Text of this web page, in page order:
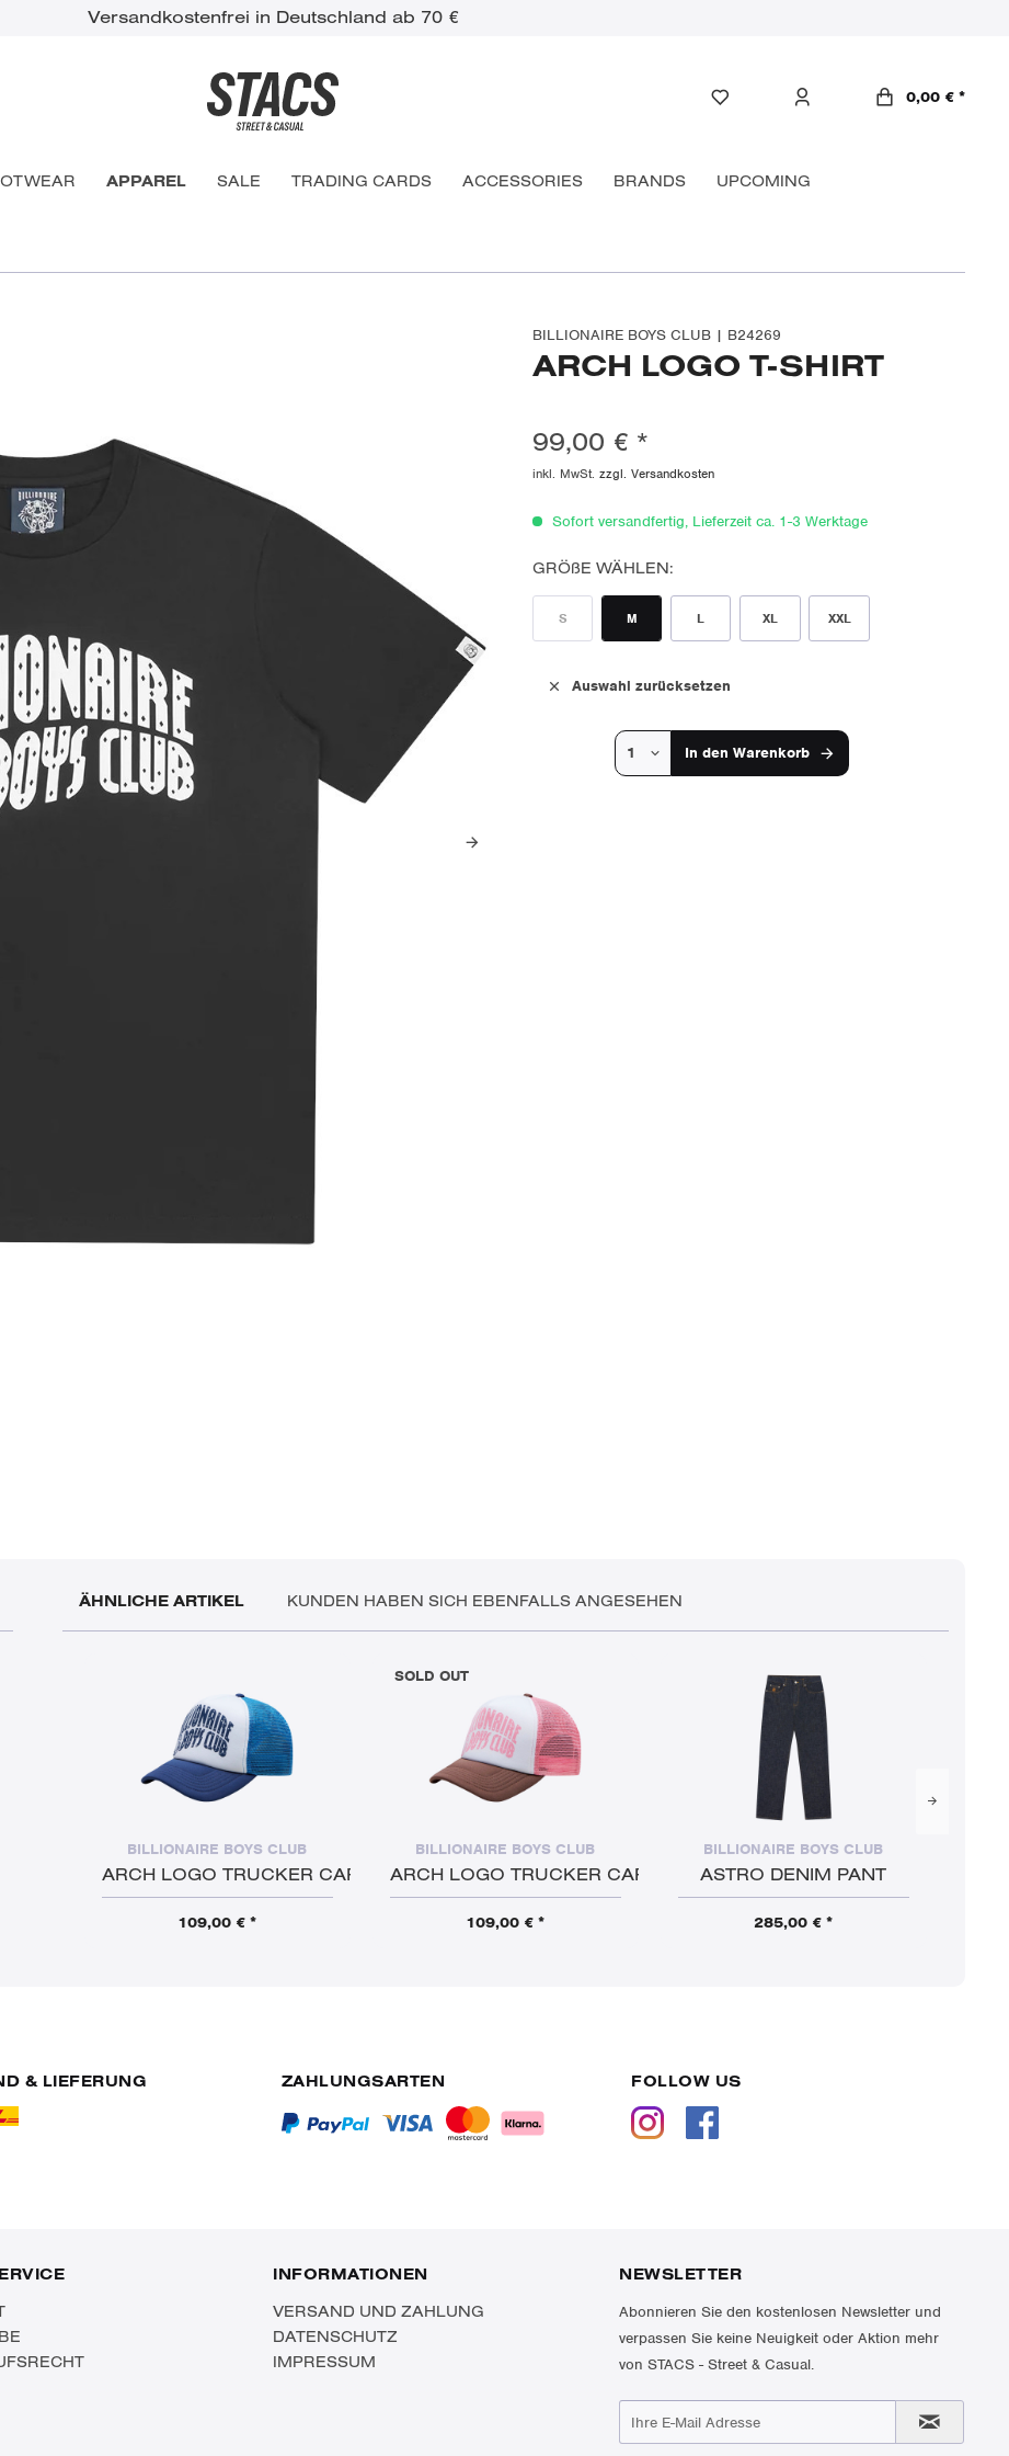
Versandkostenfrei in Deutschland ab 70 €
0,00 € *
APPAREL SALE TRADING CARDS ACCESSORIES BRANDS UPCOMING
BILLIONAIRE BOYS CLUB | B24269
ARCH LOGO T-SHIRT
99,00 € *
inkl. MwSt.zzgl. Versandkosten
Sofort versandfertig, Lieferzeit ca. 1-3 Werktage
GRÖßE WÄHLEN:
S M L XL XXL
Auswahl zurücksetzen
In den Warenkorb
ÄHNLICHE ARTIKEL KUNDEN HABEN SICH EBENFALLS ANGESEHEN
BILLIONAIRE BOYS CLUB
ARCH LOGO TRUCKER CAP
109,00 € *
SOLD OUT
BILLIONAIRE BOYS CLUB
ARCH LOGO TRUCKER CAP
109,00 € *
BILLIONAIRE BOYS CLUB
ASTRO DENIM PANT
285,00 € *
& LIEFERUNG ZAHLUNGSARTEN FOLLOW US
INFORMATIONEN
VERSAND UND ZAHLUNG
DATENSCHUTZ
IMPRESSUM
NEWSLETTER
Abonnieren Sie den kostenlosen Newsletter und
verpassen Sie keine Neuigkeit oder Aktion mehr
von STACS - Street & Casual.